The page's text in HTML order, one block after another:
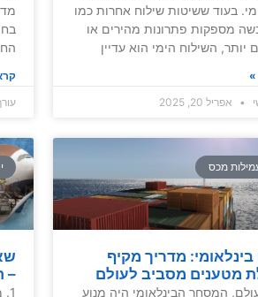
בעוד ששיטות שילוח אחרות כמו
מספקות פתרונות מהירים או
יותר, השילוח הימי הוא עדיין
»
אפריל 20, 2025
מכס
בינלאומי: מדריך מקיף
מטענים מסביב לעולם
המסחר הבינלאומי היה מנוע
–